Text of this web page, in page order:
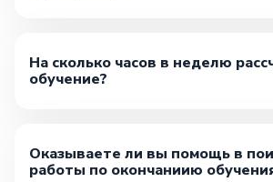
На сколько часов в неделю
обучение?
Оказываете ли вы помощь в
работы по окончаниию